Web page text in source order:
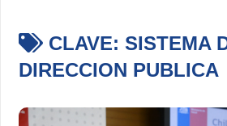
CLAVE: SISTEMA
DIRECCION PUBLICA